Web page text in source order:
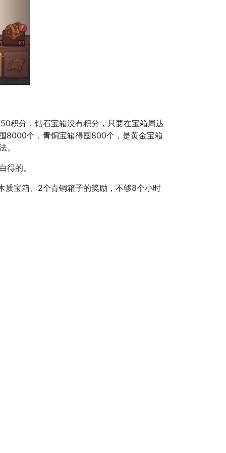
积分，钻石宝箱没有积分，只要在宝箱周达
8000个，青铜宝箱得囤800个，是黄金宝箱
。
得的。
宝箱、2个青铜箱子的奖励，不够8个小时